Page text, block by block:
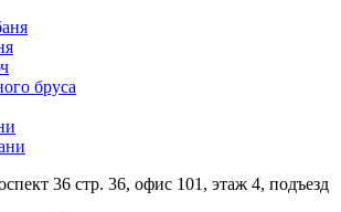
бруса
36 стр. 36, офис 101, этаж 4, подъезд